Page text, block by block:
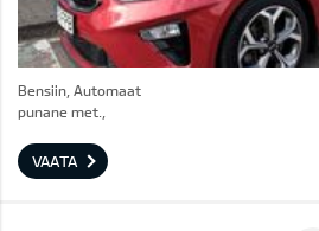
Bensiin, Automaat
punane met.,
VAATA